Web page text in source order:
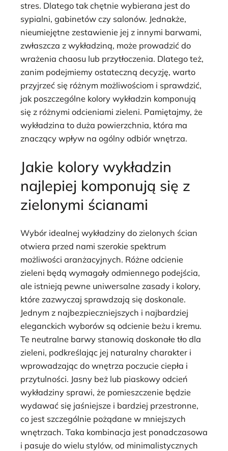
stres. Dlatego tak chętnie wybierana jest do
sypialni, gabinetów czy salonów. Jednakże,
nieumiejętne zestawienie jej z innymi barwami,
zwłaszcza z wykładziną, może prowadzić do
wrażenia chaosu lub przytłoczenia. Dlatego też,
zanim podejmiemy ostateczną decyzję, warto
przyjrzeć się różnym możliwościom i sprawdzić,
jak poszczególne kolory wykładzin komponują
się z różnymi odcieniami zieleni. Pamiętajmy, że
wykładzina to duża powierzchnia, która ma
znaczący wpływ na ogólny odbiór wnętrza.
Jakie kolory wykładzin
najlepiej komponują się z
zielonymi ścianami
Wybór idealnej wykładziny do zielonych ścian
otwiera przed nami szerokie spektrum
możliwości aranżacyjnych. Różne odcienie
zieleni będą wymagały odmiennego podejścia,
ale istnieją pewne uniwersalne zasady i kolory,
które zazwyczaj sprawdzają się doskonale.
Jednym z najbezpieczniejszych i najbardziej
eleganckich wyborów są odcienie beżu i kremu.
Te neutralne barwy stanowią doskonałe tło dla
zieleni, podkreślając jej naturalny charakter i
wprowadzając do wnętrza poczucie ciepła i
przytulności. Jasny beż lub piaskowy odcień
wykładziny sprawi, że pomieszczenie będzie
wydawać się jaśniejsze i bardziej przestronne,
co jest szczególnie pożądane w mniejszych
wnętrzach. Taka kombinacja jest ponadczasowa
i pasuje do wielu stylów, od minimalistycznych